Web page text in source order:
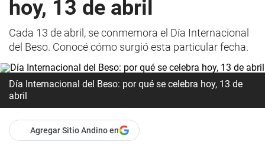
hoy, 13 de abril
Cada 13 de abril, se conmemora el Día Internacional
del Beso. Conocé cómo surgió esta particular fecha.
Día Internacional del Beso: por qué se celebra hoy, 13 de
abril
Agregar Sitio Andino en